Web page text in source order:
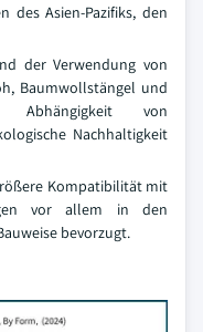
des Asien-Pazifiks, den
der Verwendung von
Baumwollstängel und
Abhängigkeit von
Nachhaltigkeit
Kompatibilität mit
vor allem in den
bevorzugt.